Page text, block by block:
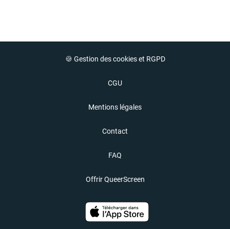
🍪 Gestion des cookies et RGPD
CGU
Mentions légales
Contact
FAQ
Offrir QueerScreen